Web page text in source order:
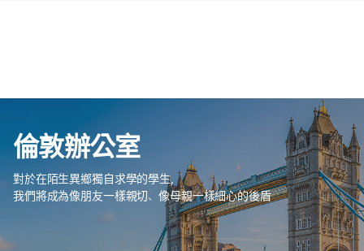
倫敦辦公室
對於在陌生異鄉獨自求學的學生，
我們將成為像朋友一樣親切、像母親一樣細心的後盾